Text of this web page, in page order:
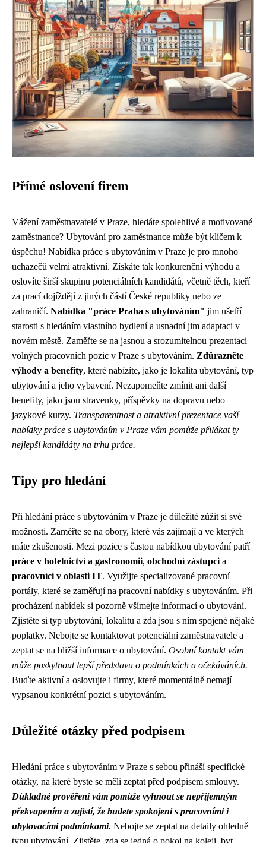
Přímé oslovení firem
Vážení zaměstnavatelé v Praze, hledáte spolehlivé a motivované
zaměstnance? Ubytování pro zaměstnance může být klíčem k
úspěchu! Nabídka práce s ubytováním v Praze je pro mnoho
uchazečů velmi atraktivní. Získáte tak konkurenční výhodu a
oslovíte širší skupinu potenciálních kandidátů, včetně těch, kteří
za prací dojíždějí z jiných částí České republiky nebo ze
zahraničí. Nabídka "práce Praha s ubytováním" jim ušetří
starosti s hledáním vlastního bydlení a usnadní jim adaptaci v
novém městě. Zaměřte se na jasnou a srozumitelnou prezentaci
volných pracovních pozic v Praze s ubytováním. Zdůrazněte
výhody a benefity, které nabízíte, jako je lokalita ubytování, typ
ubytování a jeho vybavení. Nezapomeňte zmínit ani další
benefity, jako jsou stravenky, příspěvky na dopravu nebo
jazykové kurzy. Transparentnost a atraktivní prezentace vaší
nabídky práce s ubytováním v Praze vám pomůže přilákat ty
nejlepší kandidáty na trhu práce.
Tipy pro hledání
Při hledání práce s ubytováním v Praze je důležité zúžit si své
možnosti. Zaměřte se na obory, které vás zajímají a ve kterých
máte zkušenosti. Mezi pozice s častou nabídkou ubytování patří
práce v hotelnictví a gastronomii, obchodní zástupci a
pracovníci v oblasti IT. Využijte specializované pracovní
portály, které se zaměřují na pracovní nabídky s ubytováním. Při
procházení nabídek si pozorně všímejte informací o ubytování.
Zjistěte si typ ubytování, lokalitu a zda jsou s ním spojené nějaké
poplatky. Nebojte se kontaktovat potenciální zaměstnavatele a
zeptat se na bližší informace o ubytování. Osobní kontakt vám
může poskytnout lepší představu o podmínkách a očekáváních.
Buďte aktivní a oslovujte i firmy, které momentálně nemají
vypsanou konkrétní pozici s ubytováním.
Důležité otázky před podpisem
Hledání práce s ubytováním v Praze s sebou přináší specifické
otázky, na které byste se měli zeptat před podpisem smlouvy.
Důkladné prověření vám pomůže vyhnout se nepříjemným
překvapením a zajistí, že budete spokojeni s pracovními i
ubytovacími podmínkami. Nebojte se zeptat na detaily ohledně
typu ubytování. Zjistěte, zda se jedná o pokoj na koleji, byt,